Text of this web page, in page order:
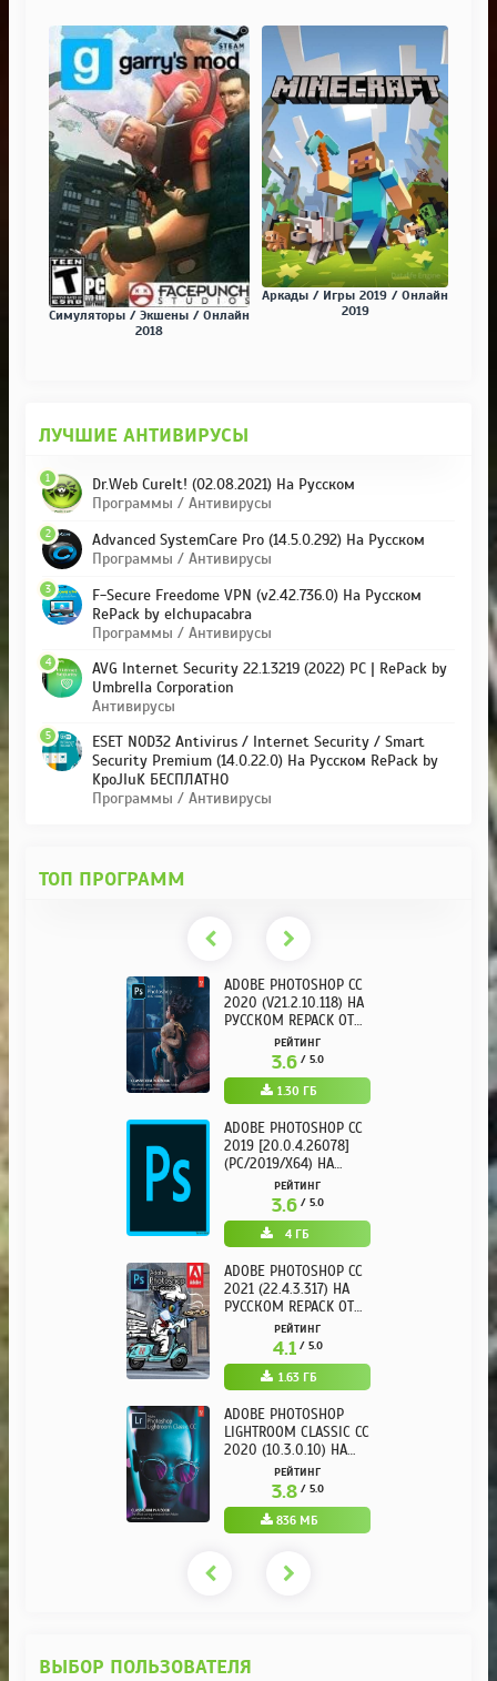
Симуляторы / Экшены / Онлайн
2018
Аркады / Игры 2019 / Онлайн
2019
ЛУЧШИЕ АНТИВИРУСЫ
Dr.Web CureIt! (02.08.2021) На Русском
Программы / Антивирусы
1
Advanced SystemCare Pro (14.5.0.292) На Русском
Программы / Антивирусы
2
F-Secure Freedome VPN (v2.42.736.0) На Русском
RePack by elchupacabra
Программы / Антивирусы
3
AVG Internet Security 22.1.3219 (2022) PC | RePack by
Umbrella Corporation
Антивирусы
4
ESET NOD32 Antivirus / Internet Security / Smart
Security Premium (14.0.22.0) На Русском RePack by
KpoJIuK БЕСПЛАТНО
Программы / Антивирусы
5
ТОП ПРОГРАММ
ADOBE PHOTOSHOP CC
2020 (V21.2.10.118) НА
РУССКОМ REPACK ОТ
KPOJIUKРЕЙТИНГ
3.6/ 5.0
1.30 ГБ
ADOBE PHOTOSHOP CC
2019 [20.0.4.26078]
(PC/2019/X64) НА
РУССКОМРЕЙТИНГ
3.6/ 5.0
4 ГБ
ADOBE PHOTOSHOP CC
2021 (22.4.3.317) НА
РУССКОМ REPACK ОТ
KPOJIUKРЕЙТИНГ
4.1 / 5.0
1.63 ГБ
ADOBE PHOTOSHOP
LIGHTROOM CLASSIC CC
2020 (10.3.0.10) НА
РУССКОМ REPACK ОТ
KPOJIUK
РЕЙТИНГ
3.8 / 5.0
836 МБ
ВЫБОР ПОЛЬЗОВАТЕЛЯ